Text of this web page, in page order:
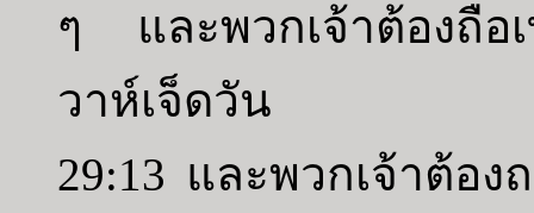
ๆ และพวกเจ้าต้องถือเ
วาห์เจ็ดวัน
29:13 และพวกเจ้าต้อง